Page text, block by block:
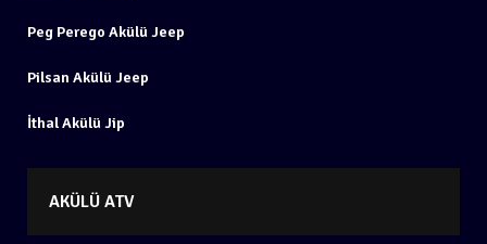
Peg Perego Akülü Jeep
Pilsan Akülü Jeep
İthal Akülü Jip
AKÜLÜ ATV